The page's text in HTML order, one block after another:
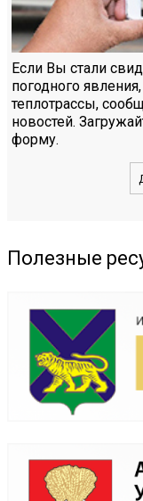
Если Вы стали
погодного
теплотрассы,
новостей.
форму.
Полезные